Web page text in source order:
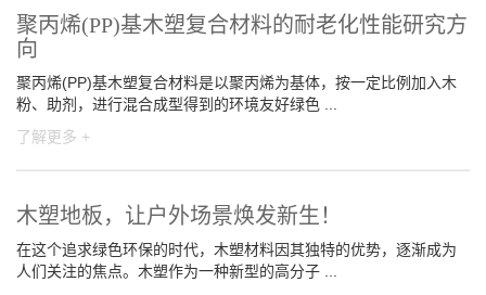
聚丙烯(PP)基木塑复合材料的耐老化性能研究方
向
聚丙烯(PP)基木塑复合材料是以聚丙烯为基体，按一定比例加入木
粉、助剂，进行混合成型得到的环境友好绿色 ...
了解更多 +
木塑地板，让户外场景焕发新生！
在这个追求绿色环保的时代，木塑材料因其独特的优势，逐渐成为
人们关注的焦点。木塑作为一种新型的高分子 ...